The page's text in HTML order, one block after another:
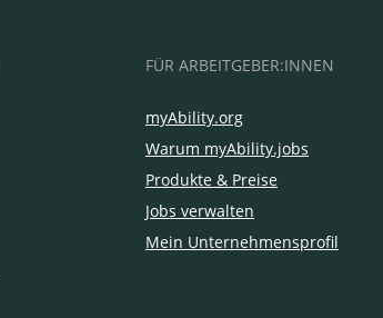
FÜR ARBEITGEBER:INNEN
myAbility.org
Warum myAbility.jobs
Produkte & Preise
Jobs verwalten
Mein Unternehmensprofil